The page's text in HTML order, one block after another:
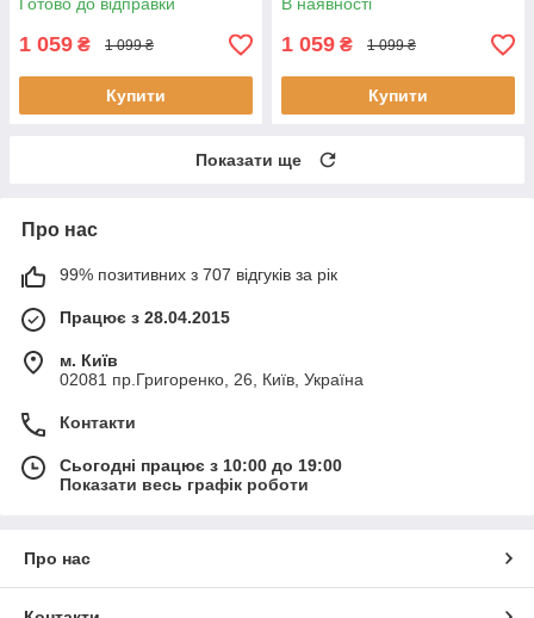
Pro
Готово до відправки
1 059 ₴ 1 099 ₴
Купити
В наявності
1 059 ₴ 1 099 ₴
Купити
Показати ще
Про нас
99% позитивних з 707 відгуків за рік
Працює з 28.04.2015
м. Київ
02081 пр.Григоренко, 26, Київ, Україна
Контакти
Сьогодні працює з 10:00 до 19:00
Показати весь графік роботи
Про нас